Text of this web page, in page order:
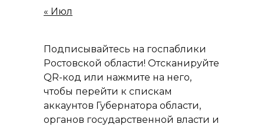
« Июл
Подписывайтесь на госпаблики
Ростовской области! Отсканируйте
QR-код или нажмите на него,
чтобы перейти к спискам
аккаунтов Губернатора области,
органов государственной власти и